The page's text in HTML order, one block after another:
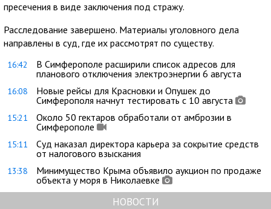
пресечения в виде заключения под стражу.
Расследование завершено. Материалы уголовного дела
направлены в суд, где их рассмотрят по существу.
16:42
В Симферополе расширили список адресов для
планового отключения электроэнергии 6 августа
16:08
Новые рейсы для Красновки и Опушек до
Симферополя начнут тестировать с 10 августа
15:21
Около 50 гектаров обработали от амброзии в
Симферополе
15:11
Суд наказал директора карьера за сокрытие средств
от налогового взыскания
13:38
Минимущество Крыма объявило аукцион по продаже
объекта у моря в Николаевке
НОВОСТИ